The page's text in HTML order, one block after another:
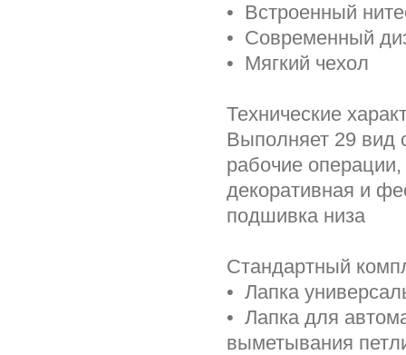
• Встроенный
• Cовременный
• Мягкий чехол
Технические
Выполняет 29 вид
рабочие
декоративная и
подшивка низа
Стандартный
• Лапка
• Лапка для
выметывания